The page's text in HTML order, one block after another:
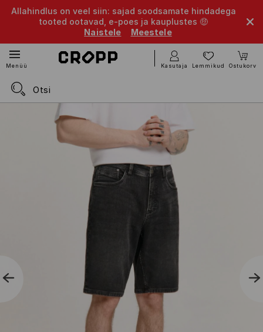
Allahindlus on veel siin: sajad soodsamate hindadega
tooted ootavad, e-poes ja kauplustes 🤑
Naistele
Meestele
Menüü Kasutaja Lemmikud Ostukorv